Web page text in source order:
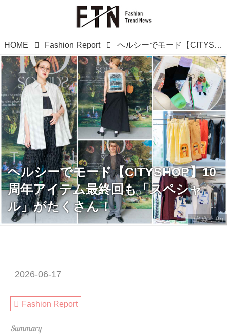
HOME Fashion Report ヘルシーでモード【CITYSHOP】10周年アイテム最終回も「スペシャル」がたくさん！
出典：ftn
ヘルシーでモード【CITYSHOP】10
周年アイテム最終回も「スペシャ
ル」がたくさん！
2026-06-17
Fashion Report